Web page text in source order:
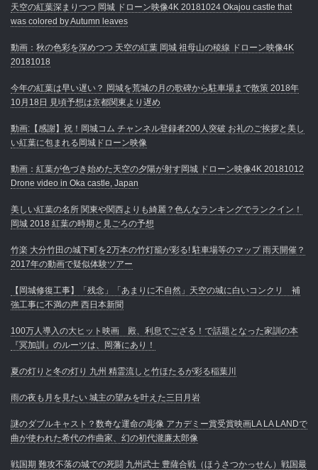
天空の紅葉深まりつつ 岡城 ドローン映像4K 20181024 Okajou castle that
was colored by Autumn leaves
動画：秋の色彩を深めつつ 天空の紅葉 岡城 祖母山の稜線 ドローン映像4K
20181018
今年の紅葉は早い遅い？ 岡城を荒城の月の歌碑から駐車場まで散策 2018年
10月18日 見頃予想は京都関東より遅め
動画:【感謝】祝！岡城コム チャンネル登録者200人突破 お礼のご挨拶と美し
い紅葉に包まれる岡城ドローン映像
動画：紅葉が色づき始めた天空の夕陽が射す岡城 ドローン映像4K 20181012
Drone video in Oka castle, Japan
美しい紅葉の名所 関東や関西よりも綺麗？色んなランキングでランクイン！
岡城 2018 紅葉の時期と見ごろの予想
竹楽 大分竹田の城下町を2万本の竹灯籠が彩る! 駐車場等のマップ 雨天開催？
2017年の動画で疑似体験ツアー
【岡城修復工事】「残念」「あまりに不自然」天空の城に白いコンクリ 補
強工事に不満の声 西日本新聞
100万人導入の大ヒット映画 殿、利息でござる！で話題となった家訓の本
『冥加訓』のルーツは、岡藩にあり！
夏の灯りと冬の灯り 九州 精霊流しと竹ほたるが彩る稲葉川
雨の夜も月を見たい 城主の望みを叶えた三日月岩
謎のダブルキャスト？数奇な運命の彫像 アカデミー賞受賞映画LA LA LANDで
曲が使われた希代の作曲家、幻の初代瀧廉太郎像
戦国期 難攻不落の城での死闘 九州武士 豊薩合戦（ほうさつかっせん）戦国最